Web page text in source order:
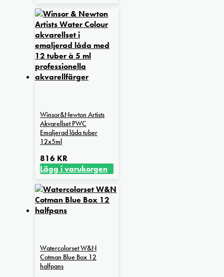
Winsor&Newton Artists
Akvarellset PWC
Emaljerad låda tuber
12x5ml
816 KR
Lägg i varukorgen
Watercolorset W&N
Cotman Blue Box 12
halfpans